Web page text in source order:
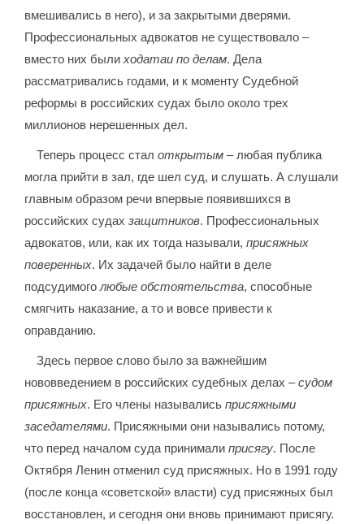
вмешивались в него), и за закрытыми дверями.
Профессиональных адвокатов не существовало –
вместо них былиходатаи по делам. Дела
рассматривались годами, и к моменту Судебной
реформы в российских судах было около трех
миллионов нерешенных дел.
Теперь процесс сталоткрытым – любая публика
могла прийти в зал, где шел суд, и слушать. А слушали
главным образом речи впервые появившихся в
российских судахзащитников. Профессиональных
адвокатов, или, как их тогда называли,присяжных
поверенных. Их задачей было найти в деле
подсудимоголюбые обстоятельства, способные
смягчить наказание, а то и вовсе привести к
оправданию.
Здесь первое слово было за важнейшим
нововведением в российских судебных делах –судом
присяжных. Его члены называлисьприсяжными
заседателями. Присяжными они назывались потому,
что перед началом суда принималиприсягу. После
Октября Ленин отменил суд присяжных. Но в 1991 году
(после конца «советской» власти) суд присяжных был
восстановлен, и сегодня они вновь принимают присягу.